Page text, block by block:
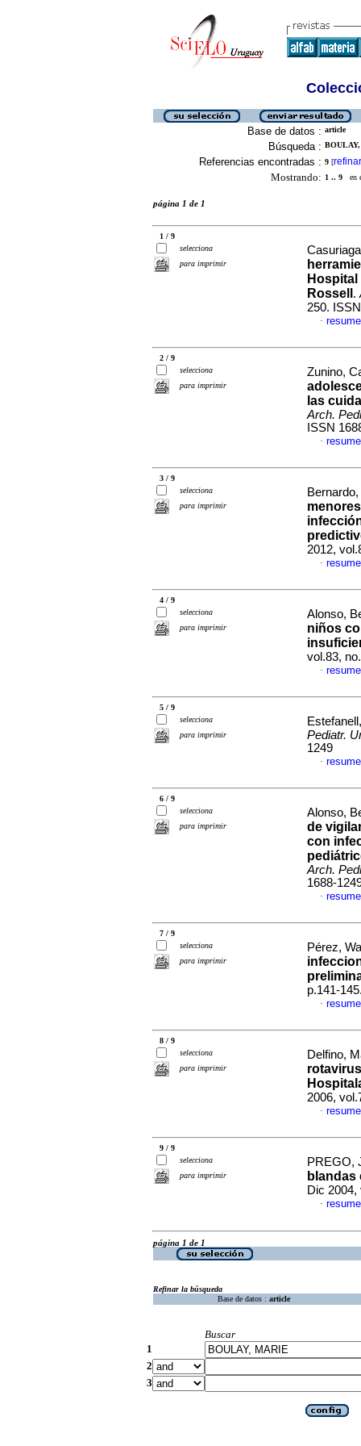
Base de datos : article
Búsqueda :
Referencias encontradas : 9 [refinar
Mostrando: 1 .. 9 en
página 1 de 1
1 / 9
selecciona
para imprimir
Rossell .
250.
·
2 / 9
selecciona
para imprimir
Zunino,
las
Arch.
ISSN
·
3 / 9
selecciona
para imprimir
2012,
·
4 / 9
selecciona
para imprimir
Alonso,
niños
vol.83,
·
5 / 9
selecciona
para imprimir
Pediatr.
1249
·
6 / 9
selecciona
para imprimir
Alonso,
de
con
Arch.
1688-
·
7 / 9
selecciona
para imprimir
Pérez,
p.141-
·
8 / 9
selecciona
para imprimir
Delfino,
2006,
·
9 / 9
selecciona
para imprimir
PREGO,
blandas
Dic 2004,
·
página 1 de 1
Refinar la búsqueda
Base de datos : article
Buscar
1
2
3